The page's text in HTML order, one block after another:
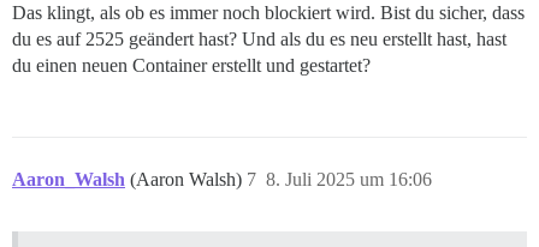
Das klingt, als ob es immer noch blockiert wird. Bist du sicher, dass
du es auf 2525 geändert hast? Und als du es neu erstellt hast, hast
du einen neuen Container erstellt und gestartet?
Aaron_Walsh (Aaron Walsh) 8. Juli 2025 um 16:06
7